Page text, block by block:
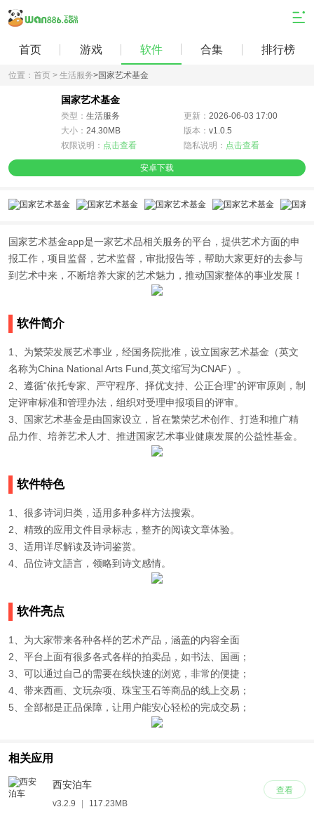
首页 游戏 软件 合集 排行榜
位置： 首页 > 生活服务>国家艺术基金
国家艺术基金
类型： 生活服务 更新： 2026-06-03 17:00
大小： 24.30MB 版本： v1.0.5
权限说明： 点击查看 隐私说明： 点击查看
安卓下载
国家艺术基金app是一家艺术品相关服务的平台，提供艺术方面的申
报工作，项目监督，艺术监督，审批报告等，帮助大家更好的去参与
到艺术中来，不断培养大家的艺术魅力，推动国家整体的事业发展！
软件简介
1、为繁荣发展艺术事业，经国务院批准，设立国家艺术基金（英文
名称为China National Arts Fund,英文缩写为CNAF）。
2、遵循“依托专家、严守程序、择优支持、公正合理”的评审原则，制
定评审标准和管理办法，组织对受理申报项目的评审。
3、国家艺术基金是由国家设立，旨在繁荣艺术创作、打造和推广精
品力作、培养艺术人才、推进国家艺术事业健康发展的公益性基金。
软件特色
1、很多诗词归类，适用多种多样方法搜索。
2、精致的应用文件目录标志，整齐的阅读文章体验。
3、适用详尽解读及诗词鉴赏。
4、品位诗文語言，领略到诗文感情。
软件亮点
1、为大家带来各种各样的艺术产品，涵盖的内容全面
2、平台上面有很多各式各样的拍卖品，如书法、国画；
3、可以通过自己的需要在线快速的浏览，非常的便捷；
4、带来西画、文玩杂项、珠宝玉石等商品的线上交易；
5、全部都是正品保障，让用户能安心轻松的完成交易；
相关应用
查看
西安泊车
v3.2.9 117.23MB